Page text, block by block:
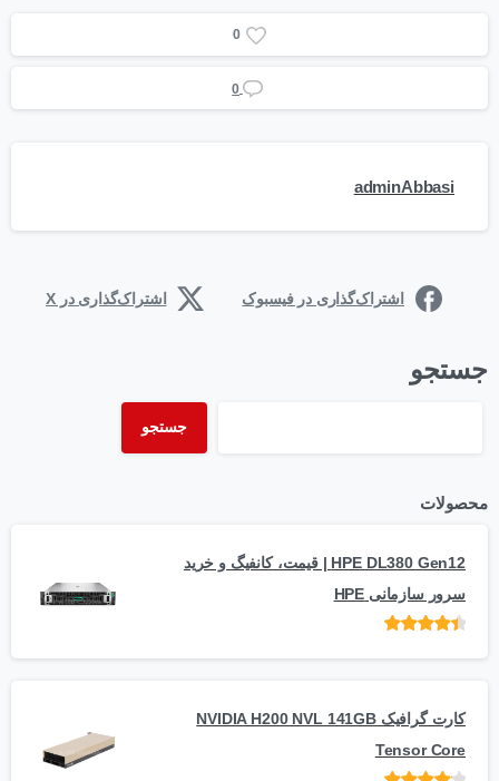
0
0
adminAbbasi
اشتراک‌گذاری در فیسبوک اشتراک‌گذاری در X
جستجو
جستجو
محصولات
HPE DL380 Gen12 | قیمت، کانفیگ و خرید
سرور سازمانی HPE
کارت گرافیک NVIDIA H200 NVL 141GB
Tensor Core